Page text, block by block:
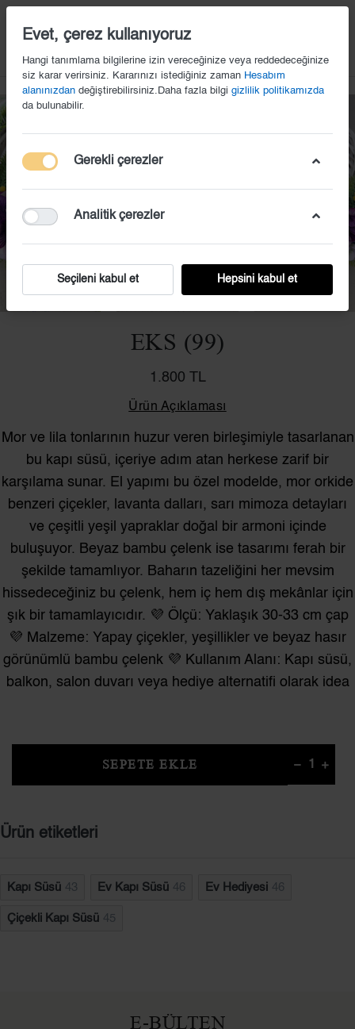
EKS (99)
1.800 TL
Ürün Açıklaması
Mor ve lila tonlarının huzur veren birleşimiyle tasarlanan
bu kapı süsü, içeriye adım atan herkese zarif bir
karşılama sunar. El yapımı bu özel modelde, mor orkide
benzeri çiçekler, lavanta dalları, sarı mimoza detayları
ve çeşitli yeşil yapraklar doğal bir armoni içinde
buluşuyor. Beyaz bambu çelenk ise tasarımı ferah bir
şekilde tamamlıyor. Baharın tazeliğini her mevsim
hissedeceğiniz bu çelenk, hem iç hem dış mekânlar için
şık bir tamamlayıcıdır. 💜 Ölçü: Yaklaşık 30-33 cm çap
💜 Malzeme: Yapay çiçekler, yeşillikler ve beyaz hasır
görünümlü bambu çelenk 💜 Kullanım Alanı: Kapı süsü,
balkon, salon duvarı veya hediye alternatifi olarak idea
SEPETE EKLE
Ürün etiketleri
Kapı Süsü 43 Ev Kapı Süsü 46 Ev Hediyesi 46
Çiçekli Kapı Süsü 45
E-BÜLTEN
Evet, çerez kullanıyoruz
Hangi tanımlama bilgilerine izin vereceğinize veya reddedeceğinize
siz karar verirsiniz. Kararınızı istediğiniz zaman Hesabım
alanınızdan değiştirebilirsiniz.Daha fazla bilgi gizlilik politikamızda
da bulunabilir.
Gerekli çerezler
Analitik çerezler
Seçileni kabul et Hepsini kabul et